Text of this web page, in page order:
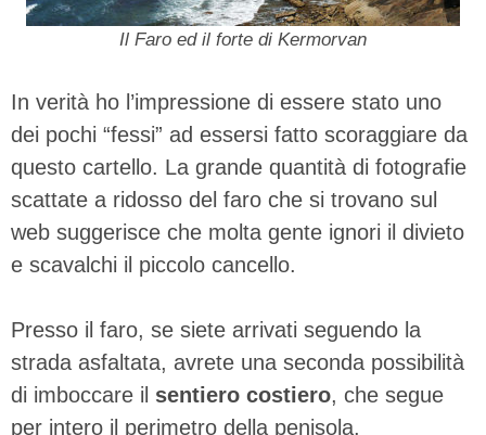
Il Faro ed il forte di Kermorvan
In verità ho l’impressione di essere stato uno
dei pochi “fessi” ad essersi fatto scoraggiare da
questo cartello. La grande quantità di fotografie
scattate a ridosso del faro che si trovano sul
web suggerisce che molta gente ignori il divieto
e scavalchi il piccolo cancello.
Presso il faro, se siete arrivati seguendo la
strada asfaltata, avrete una seconda possibilità
di imboccare il sentiero costiero, che segue
per intero il perimetro della penisola.